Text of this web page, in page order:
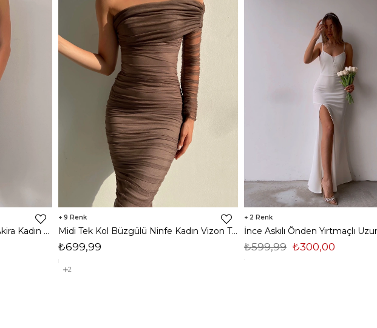
Midi Tek Kol Önden Yırtmaçlı Akira Kadın Siyah Elbise 22K000228
9
Midi Tek Kol Büzgülü Ninfe Kadın Vizon Tül Elbise 22K000524
₺699,99
2
2
₺300,00
₺599,99